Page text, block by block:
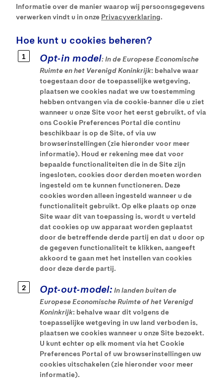
Informatie over de manier waarop wij persoonsgegevens
verwerken vindt u in onze Privacyverklaring.
Hoe kunt u cookies beheren?
Opt-in model: In de Europese Economische
Ruimte en het Verenigd Koninkrijk: behalve waar
toegestaan door de toepasselijke wetgeving,
plaatsen we cookies nadat we uw toestemming
hebben ontvangen via de cookie-banner die u ziet
wanneer u onze Site voor het eerst gebruikt, of via
ons Cookie Preferences Portal die continu
beschikbaar is op de Site, of via uw
browserinstellingen (zie hieronder voor meer
informatie). Houd er rekening mee dat voor
bepaalde functionaliteiten die in de Site zijn
ingesloten, cookies door derden moeten worden
ingesteld om te kunnen functioneren. Deze
cookies worden alleen ingesteld wanneer u de
functionaliteit gebruikt. Op elke plaats op onze
Site waar dit van toepassing is, wordt u verteld
dat cookies op uw apparaat worden geplaatst
door de betreffende derde partij en dat u door op
de gegeven functionaliteit te klikken, aangeeft
akkoord te gaan met het instellen van cookies
door deze derde partij.
Opt-out-model: In landen buiten de
Europese Economische Ruimte of het Verenigd
Koninkrijk: behalve waar dit volgens de
toepasselijke wetgeving in uw land verboden is,
plaatsen we cookies wanneer u onze Site bezoekt.
U kunt echter op elk moment via het Cookie
Preferences Portal of uw browserinstellingen uw
cookies uitschakelen (zie hieronder voor meer
informatie).